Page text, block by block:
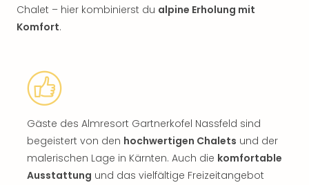
Chalet – hier kombinierst du alpine Erholung mit
Komfort.
Gäste des Almresort Gartnerkofel Nassfeld sind
begeistert von den hochwertigen Chalets und der
malerischen Lage in Kärnten. Auch die komfortable
Ausstattung und das vielfältige Freizeitangebot